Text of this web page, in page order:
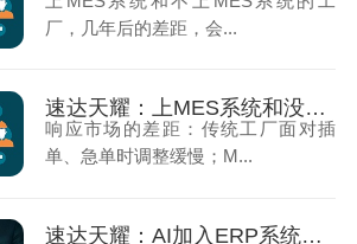
厂，几年后的差距，会...
速达天耀：上MES系统和没上的工厂，几年以后会有那些差距（下）
响应市场的差距：传统工厂面对插
单、急单时调整缓慢；M...
速达天耀：AI加入ERP系统之后，企业经营管理会发生什么变化（上）